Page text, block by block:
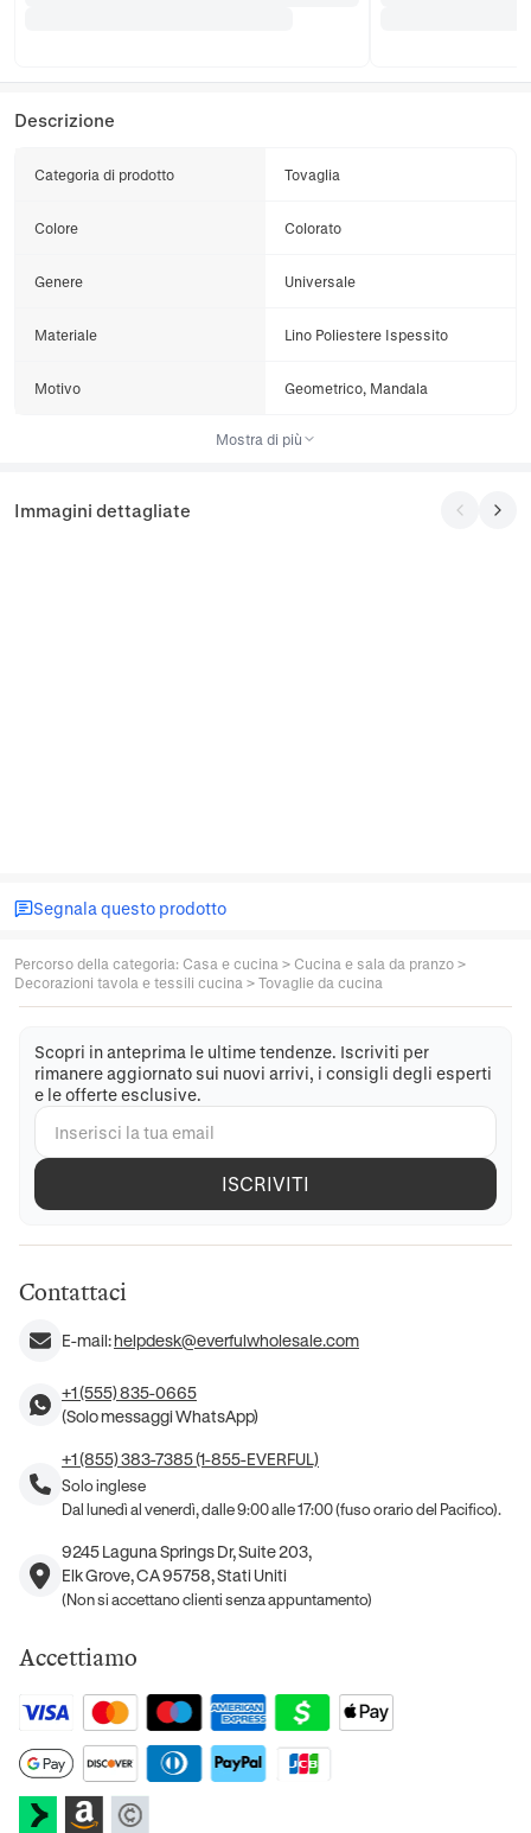
Descrizione
Categoria di prodotto Tovaglia
Colore Colorato
Genere Universale
Materiale Lino Poliestere Ispessito
Motivo Geometrico, Mandala
Mostra di più
Immagini dettagliate
Segnala questo prodotto
Percorso della categoria: Casa e cucina > Cucina e sala da pranzo >
Decorazioni tavola e tessili cucina > Tovaglie da cucina
Scopri in anteprima le ultime tendenze. Iscriviti per
rimanere aggiornato sui nuovi arrivi, i consigli degli esperti
e le offerte esclusive.
ISCRIVITI
Contattaci
E-mail:helpdesk@everfulwholesale.com
+1 (555) 835-0665
(Solo messaggi WhatsApp)
+1 (855) 383-7385 (1-855-EVERFUL)
Solo inglese
Dal lunedì al venerdì, dalle 9:00 alle 17:00 (fuso orario del Pacifico).
9245 Laguna Springs Dr, Suite 203,
Elk Grove, CA 95758, Stati Uniti
(Non si accettano clienti senza appuntamento)
Accettiamo